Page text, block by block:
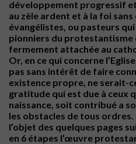
développement progressif
au zèle ardent et à la foi
évangélistes, ou pasteurs
pionniers du protestantisme
fermement attachée au
Or, en ce qui concerne
pas sans intérêt de faire
existence propre, ne serait-
gratitude qui est due à ceux
naissance, soit contribué a
les obstacles de tous
l’objet des quelques pages
en 6 étapes l’œuvre